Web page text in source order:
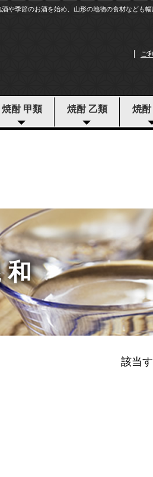
や季節のお酒を始め、山形の地物の食材なども幅
ご
焼酎 甲類 焼酎 乙類 焼酎
和
該当